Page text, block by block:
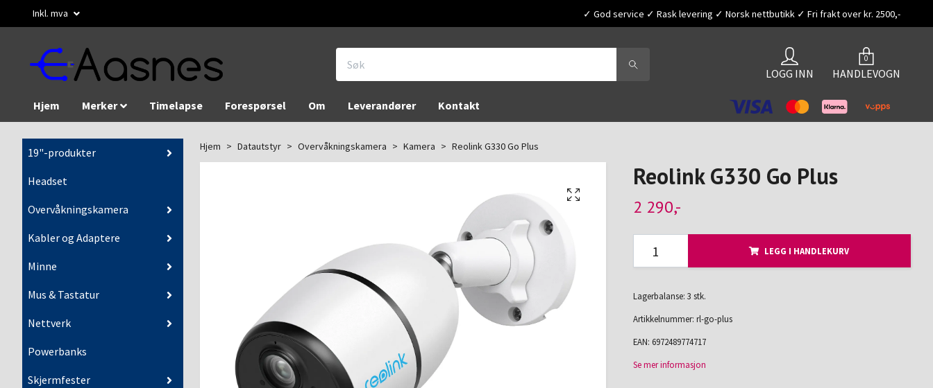
Inkl. mva ✓ God service ✓ Rask levering ✓ Norsk nettbutikk ✓ Fri frakt over kr. 2500,-
LOGG INN
0
HANDLEVOGN
Hjem Merker Timelapse Forespørsel Om Leverandører Kontakt
19"-produkter
Headset
Overvåkningskamera
Kabler og Adaptere
Minne
Mus & Tastatur
Nettverk
Powerbanks
Skjermfester
Hjem Datautstyr Overvåkningskamera Kamera Reolink G330 Go Plus
Reolink G330 Go Plus
2 290,-
LEGG I HANDLEKURV
Lagerbalanse: 3 stk.
Artikkelnummer: rl-go-plus
EAN: 6972489774717
Se mer informasjon